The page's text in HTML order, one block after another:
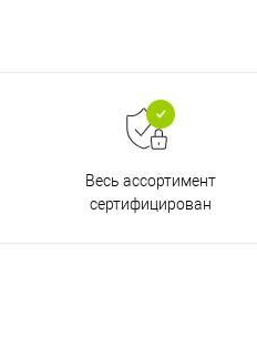
Весь ассортимент
сертифицирован